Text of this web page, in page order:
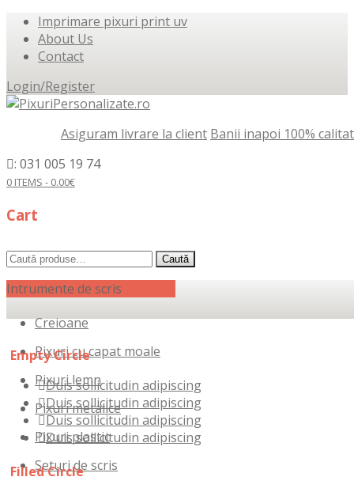
Imprimare pixuri print uv
About Us
Contact
Login/Register
Asiguram livrare la client Banii inapoi 100%
: 031 005 19 74
0 ITEMS - 0.00€
Cart
Caută
Caută
Intrumente de scris
Creioane
Pixuri cu capat moale
Pixuri lemn
Pixuri metalice
Pixuri plastic
Seturi de scris
Empty Circle
Duis sollicitudin adipiscing
Duis sollicitudin adipiscing
Duis sollicitudin adipiscing
Duis sollicitudin adipiscing
Filled Circle